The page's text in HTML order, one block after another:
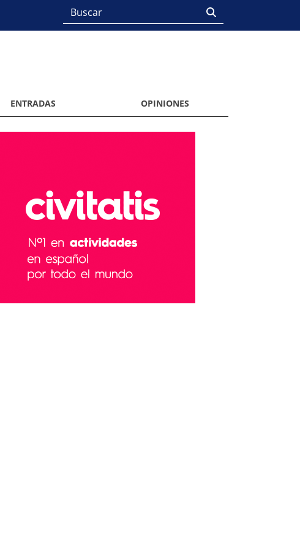
ENTRADAS OPINIONES